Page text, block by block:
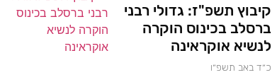
קיבוץ תשפ"ז: גדולי רבני
ברסלב בכינוס הוקרה
לנשיא אוקראינה
כ״ד באב תשפ״ו